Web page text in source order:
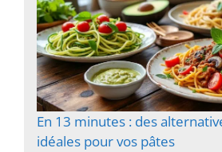
En 13 minutes : des
idéales pour vos pâtes